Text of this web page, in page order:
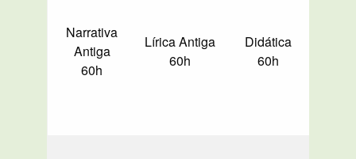
Narrativa
Antiga
60h
Lírica Antiga
60h
Didática
60h